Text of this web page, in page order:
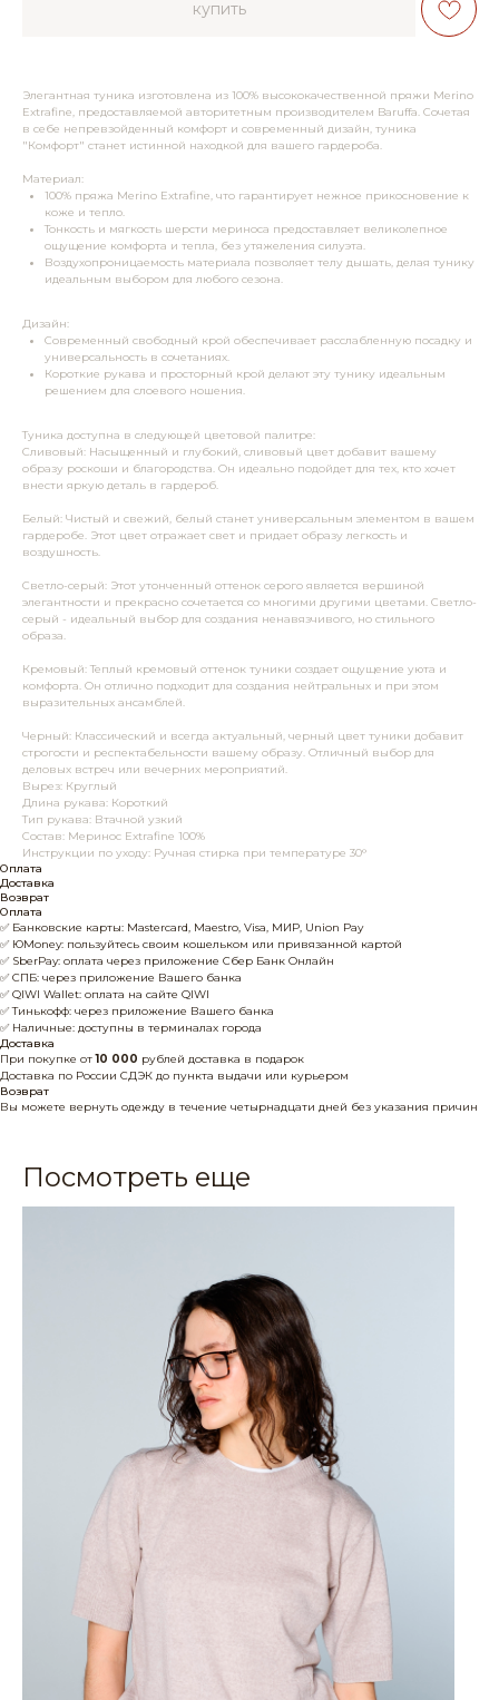
купить
Элегантная туника изготовлена из 100% высококачественной пряжи Merino
Extrafine, предоставляемой авторитетным производителем Baruffa. Сочетая
в себе непревзойденный комфорт и современный дизайн, туника
"Комфорт" станет истинной находкой для вашего гардероба.
Материал:
100% пряжа Merino Extrafine, что гарантирует нежное прикосновение к
коже и тепло.
Тонкость и мягкость шерсти мериноса предоставляет великолепное
ощущение комфорта и тепла, без утяжеления силуэта.
Воздухопроницаемость материала позволяет телу дышать, делая тунику
идеальным выбором для любого сезона.
Дизайн:
Современный свободный крой обеспечивает расслабленную посадку и
универсальность в сочетаниях.
Короткие рукава и просторный крой делают эту тунику идеальным
решением для слоевого ношения.
Туника доступна в следующей цветовой палитре:
Сливовый: Насыщенный и глубокий, сливовый цвет добавит вашему
образу роскоши и благородства. Он идеально подойдет для тех, кто хочет
внести яркую деталь в гардероб.
Белый: Чистый и свежий, белый станет универсальным элементом в вашем
гардеробе. Этот цвет отражает свет и придает образу легкость и
воздушность.
Светло-серый: Этот утонченный оттенок серого является вершиной
элегантности и прекрасно сочетается со многими другими цветами. Светло-
серый - идеальный выбор для создания ненавязчивого, но стильного
образа.
Кремовый: Теплый кремовый оттенок туники создает ощущение уюта и
комфорта. Он отлично подходит для создания нейтральных и при этом
выразительных ансамблей.
Черный: Классический и всегда актуальный, черный цвет туники добавит
строгости и респектабельности вашему образу. Отличный выбор для
деловых встреч или вечерних мероприятий.
Вырез: Круглый
Длина рукава: Короткий
Тип рукава: Втачной узкий
Состав: Меринос Extrafine 100%
Инструкции по уходу: Ручная стирка при температуре 30°
Оплата
Доставка
Возврат
Оплата
✅ Банковские карты: Mastercard, Maestro, Visa, МИР, Union Pay
✅ ЮMoney: пользуйтесь своим кошельком или привязанной картой
✅ SberPay: оплата через приложение Сбер Банк Онлайн
✅ СПБ: через приложение Вашего банка
✅ QIWI Wallet: оплата на сайте QIWI
✅ Тинькофф: через приложение Вашего банка
✅ Наличные: доступны в терминалах города
Доставка
При покупке от10 000 рублей доставка в подарок
Доставка по России СДЭК до пункта выдачи или курьером
Возврат
Вы можете вернуть одежду в течение четырнадцати дней без указания причин
Посмотреть еще